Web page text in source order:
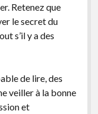
Retenez que
le secret du
s’il y a des
de lire, des
veiller à la bonne
et